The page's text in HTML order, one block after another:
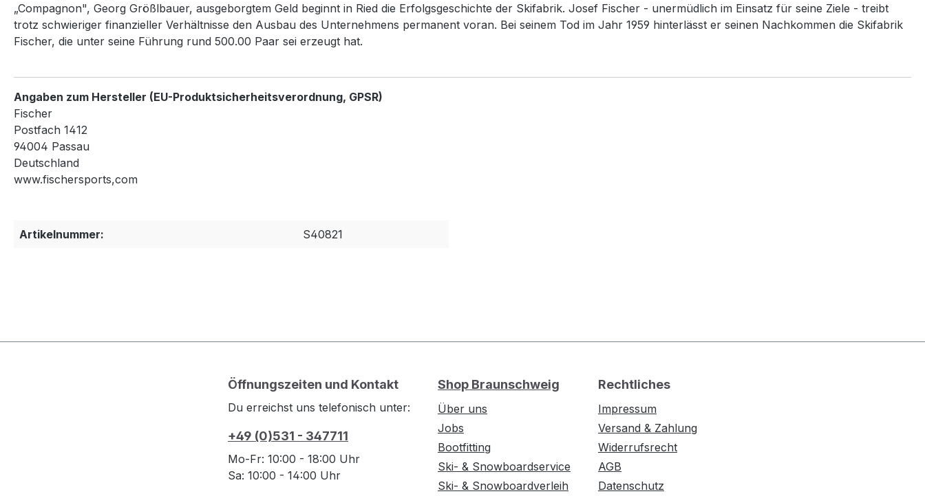
„Compagnon", Georg Größlbauer, ausgeborgtem Geld beginnt in Ried die Erfolgsgeschichte der Skifabrik. Josef Fischer - unermüdlich im Einsatz für seine Ziele - treibt
trotz schwieriger finanzieller Verhältnisse den Ausbau des Unternehmens permanent voran. Bei seinem Tod im Jahr 1959 hinterlässt er seinen Nachkommen die Skifabrik
Fischer, die unter seine Führung rund 500.00 Paar sei erzeugt hat.
Angaben zum Hersteller (EU-Produktsicherheitsverordnung, GPSR)
Fischer
Postfach 1412
94004 Passau
Deutschland
www.fischersports,com
Artikelnummer: S40821
Öffnungszeiten und Kontakt
Du erreichst uns telefonisch unter:
+49 (0)531 - 347711
Mo-Fr: 10:00 - 18:00 Uhr
Sa: 10:00 - 14:00 Uhr
Shop Braunschweig
Über uns
Jobs
Bootfitting
Ski- & Snowboardservice
Ski- & Snowboardverleih
Rechtliches
Impressum
Versand & Zahlung
Widerrufsrecht
AGB
Datenschutz